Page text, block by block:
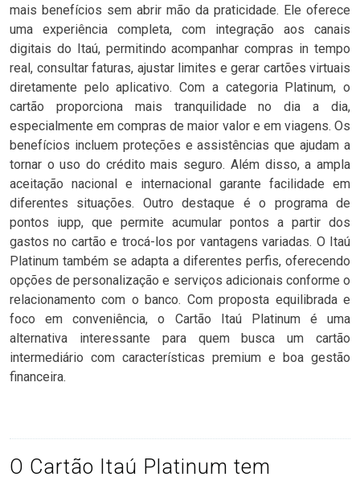
mais benefícios sem abrir mão da praticidade. Ele oferece
uma experiência completa, com integração aos canais
digitais do Itaú, permitindo acompanhar compras in tempo
real, consultar faturas, ajustar limites e gerar cartões virtuais
diretamente pelo aplicativo. Com a categoria Platinum, o
cartão proporciona mais tranquilidade no dia a dia,
especialmente em compras de maior valor e em viagens. Os
benefícios incluem proteções e assistências que ajudam a
tornar o uso do crédito mais seguro. Além disso, a ampla
aceitação nacional e internacional garante facilidade em
diferentes situações. Outro destaque é o programa de
pontos iupp, que permite acumular pontos a partir dos
gastos no cartão e trocá-los por vantagens variadas. O Itaú
Platinum também se adapta a diferentes perfis, oferecendo
opções de personalização e serviços adicionais conforme o
relacionamento com o banco. Com proposta equilibrada e
foco em conveniência, o Cartão Itaú Platinum é uma
alternativa interessante para quem busca um cartão
intermediário com características premium e boa gestão
financeira.
O Cartão Itaú Platinum tem